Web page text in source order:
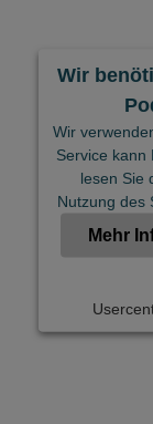
Wir
Wir
Service kann
lesen Sie
Nutzung des
Mehr